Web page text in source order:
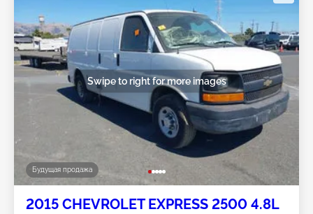
Будущая продажа
Swipe to right for more images
2015 CHEVROLET EXPRESS 2500 4.8L